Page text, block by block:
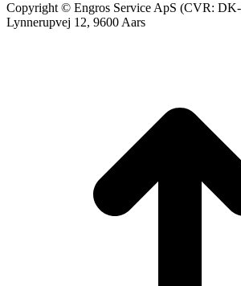
Copyright © Engros Service ApS (CVR:
Lynnerupvej 12, 9600 Aars